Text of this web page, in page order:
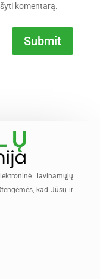
komentarą.
Submit
lavinamųjų
kad Jūsų ir